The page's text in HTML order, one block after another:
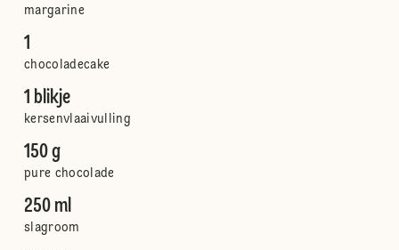
margarine
1
chocoladecake
1 blikje
kersenvlaaivulling
150 g
pure chocolade
250 ml
slagroom